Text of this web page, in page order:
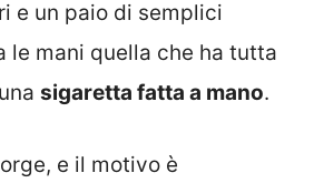
e un paio di semplici
le mani quella che ha tutta
sigaretta fatta a mano.
e il motivo è